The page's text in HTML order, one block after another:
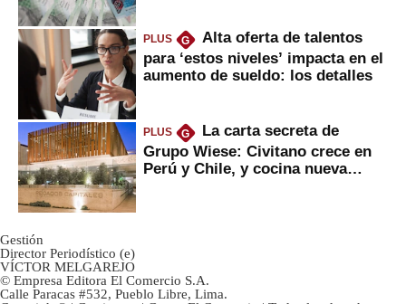
PLUS G
Alta oferta de talentos
para ‘estos niveles’ impacta en el
aumento de sueldo: los detalles
PLUS G
La carta secreta de
Grupo Wiese: Civitano crece en
Perú y Chile, y cocina nueva
Gestión
Director Periodístico (e)
VÍCTOR MELGAREJO
© Empresa Editora El Comercio S.A.
Calle Paracas #532, Pueblo Libre, Lima.